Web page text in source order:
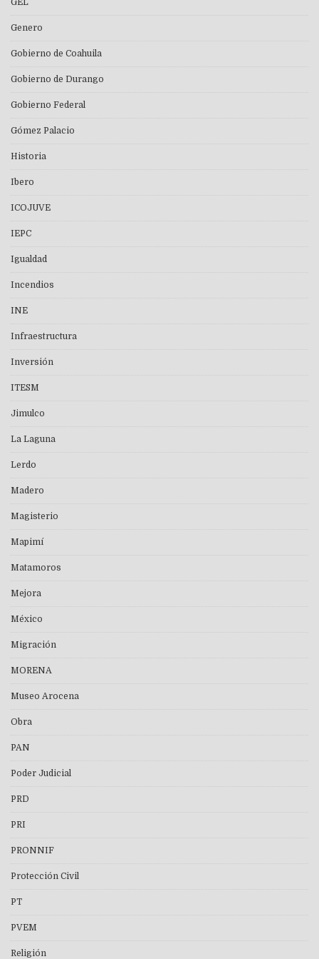
GEL
Genero
Gobierno de Coahuila
Gobierno de Durango
Gobierno Federal
Gómez Palacio
Historia
Ibero
ICOJUVE
IEPC
Igualdad
Incendios
INE
Infraestructura
Inversión
ITESM
Jimulco
La Laguna
Lerdo
Madero
Magisterio
Mapimí
Matamoros
Mejora
México
Migración
MORENA
Museo Arocena
Obra
PAN
Poder Judicial
PRD
PRI
PRONNIF
Protección Civil
PT
PVEM
Religión